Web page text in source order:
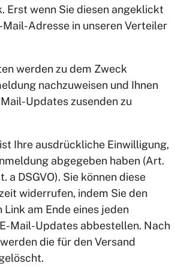
Erst wenn Sie diesen angeklickt
Mail-Adresse in unseren Verteiler
werden zu dem Zweck
nachzuweisen und Ihnen
Updates zusenden zu
Ihre ausdrückliche Einwilligung,
abgegeben haben (Art.
a DSGVO). Sie können diese
widerrufen, indem Sie den
Link am Ende eines jeden
Mail-Updates abbestellen. Nach
die für den Versand